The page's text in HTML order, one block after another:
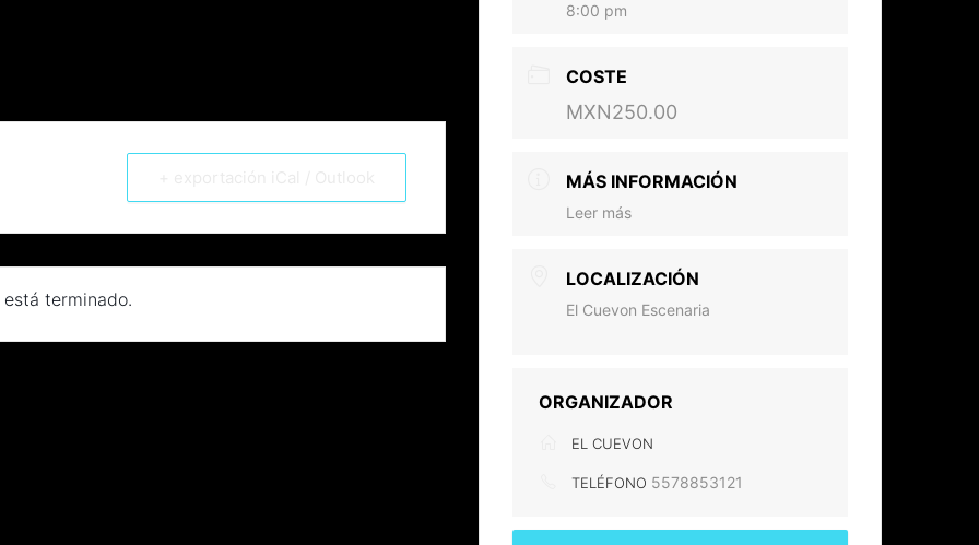
terminado.
8:00 pm
COSTE
MXN250.00
MÁS INFORMACIÓN
Leer más
LOCALIZACIÓN
El Cuevon Escenaria
ORGANIZADOR
EL CUEVON
TELÉFONO 5578853121